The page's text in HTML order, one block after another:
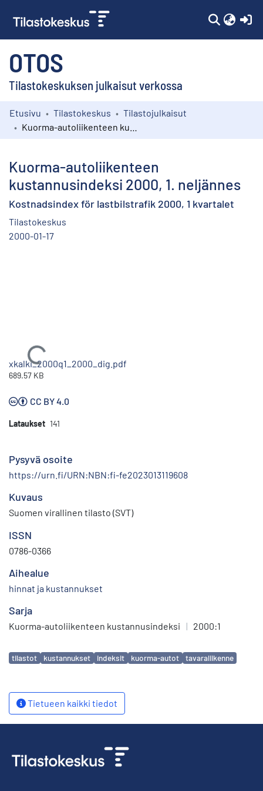
OTOS
Tilastokeskuksen julkaisut verkossa
Kokoelmat
Etusivu Tilastokeskus
Tilastojulkaisut
Kuorma-autoliikenteen
kustannusindeksi 2000, 1. neljännes
Kostnadsindex för lastbilstrafik 2000, 1 kvartalet
Tilastokeskus
2000-01-17
Ladataan...
xkalki_2000q1_2000_dig.pdf
689.57 KB
CC BY 4.0
Lataukset 141
Pysyvä osoite
https://urn.fi/URN:NBN:fi-fe2023013119608
Kuvaus
Suomen virallinen tilasto (SVT)
ISSN
0786-0366
Aihealue
hinnat ja kustannukset
Sarja
Kuorma-autoliikenteen kustannusindeksi | 2000:1
Avainsanat
tilastot kustannukset indeksit kuorma-autot tavaraliikenne
Tietueen kaikki tiedot